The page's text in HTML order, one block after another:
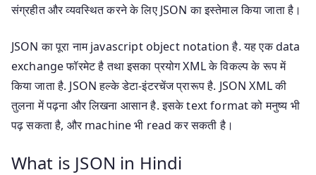
संग्रहीत और व्यवस्थित करने के लिए JSON का इस्तेमाल किया जाता है।
JSON का पूरा नाम javascript object notation है. यह एक data
exchange फॉरमेट है तथा इसका प्रयोग XML के विकल्प के रूप में
किया जाता है. JSON हल्के डेटा-इंटरचेंज प्रारूप है. JSON XML की
तुलना में पढ़ना और लिखना आसान है. इसके text format को मनुष्य भी
पढ़ सकता है, और machine भी read कर सकती है।
What is JSON in Hindi